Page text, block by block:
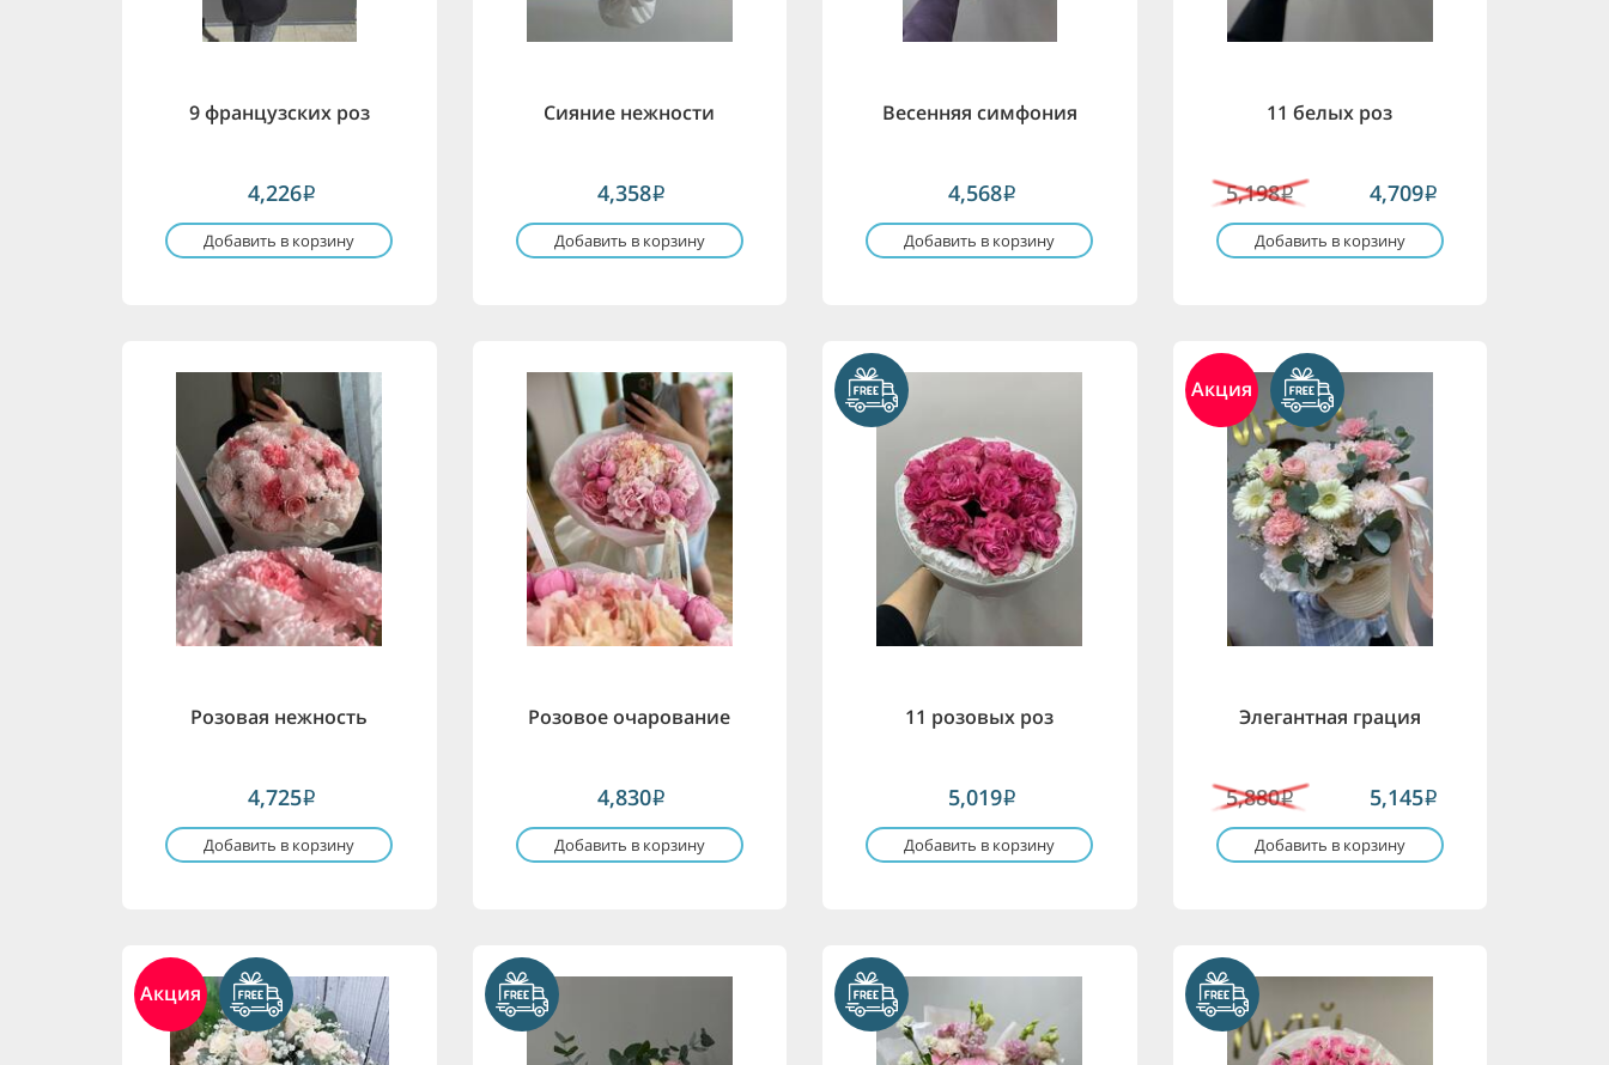
9 французских роз
4,226i
Добавить в корзину
Сияние нежности
4,358i
Добавить в корзину
Весенняя симфония
4,568i
Добавить в корзину
11 белых роз
5,198i 4,709i
Добавить в корзину
Розовая нежность
4,725i
Добавить в корзину
Розовое очарование
4,830i
Добавить в корзину
11 розовых роз
5,019i
Добавить в корзину
Акция
Элегантная грация
5,880i 5,145i
Добавить в корзину
Акция